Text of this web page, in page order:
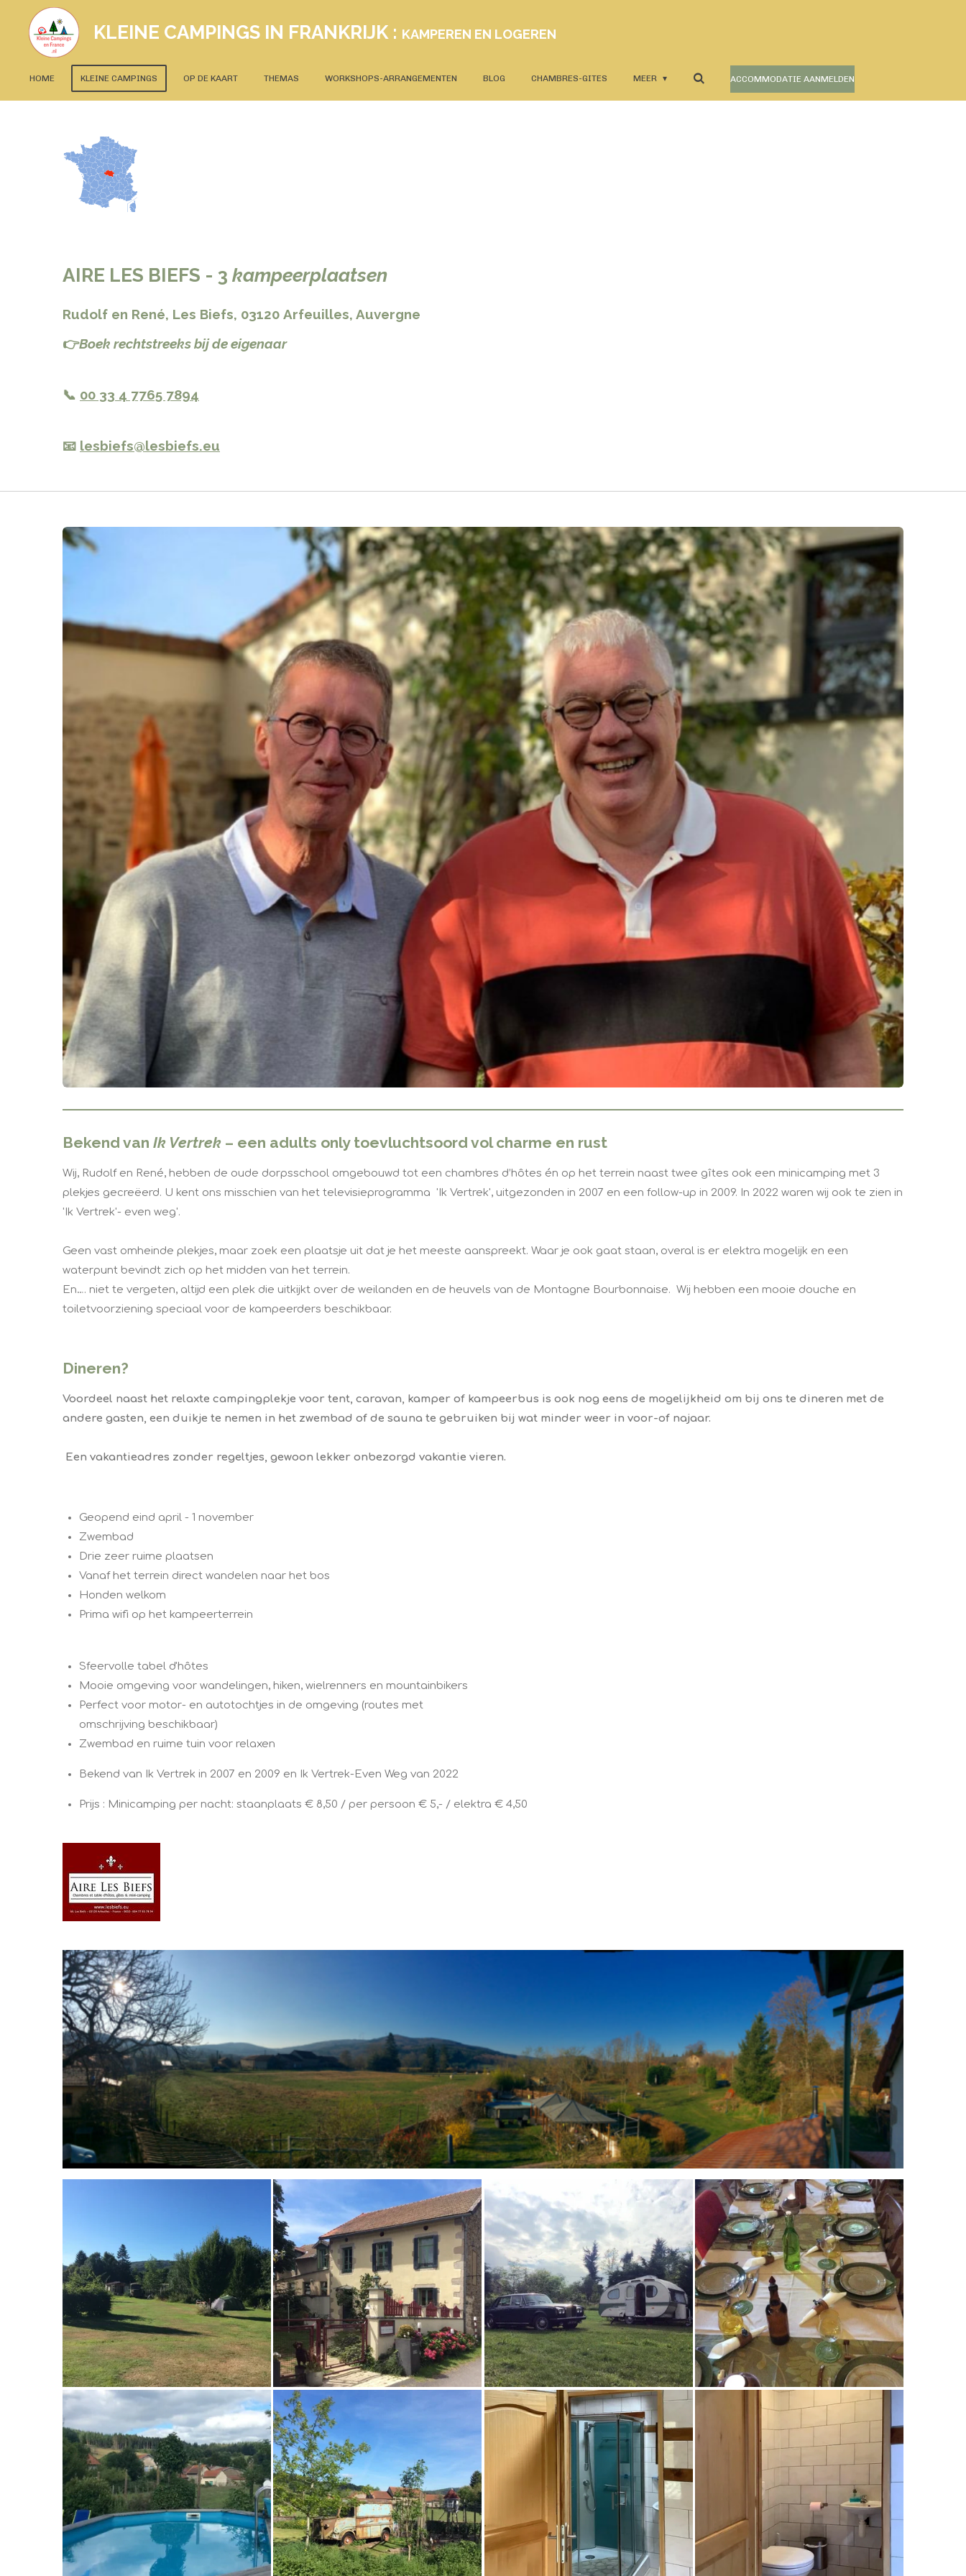
direct
KLEINE CAMPINGS IN FRANKRIJK : KAMPEREN EN LOGEREN
HOME KLEINE CAMPINGS OP DE KAART THEMAS WORKSHOPS-ARRANGEMENTEN BLOG CHAMBRES-GITES MEER ACCOMMODATIE AANMELDEN
AIRE LES BIEFS - 3 kampeerplaatsen
Rudolf en René, Les Biefs, 03120 Arfeuilles, Auvergne
👉Boek rechtstreeks bij de eigenaar
📞 00 33 4 7765 7894
📧 lesbiefs@lesbiefs.eu
Bekend van Ik Vertrek – een adults only toevluchtsoord vol charme en rust
Wij, Rudolf en René, hebben de oude dorpsschool omgebouwd tot een chambres d’hôtes én op het terrein naast twee gîtes ook een minicamping met 3
plekjes gecreëerd. U kent ons misschien van het televisieprogramma 'Ik Vertrek', uitgezonden in 2007 en een follow-up in 2009. In 2022 waren wij ook te zien in
'Ik Vertrek'- even weg'.
Geen vast omheinde plekjes, maar zoek een plaatsje uit dat je het meeste aanspreekt. Waar je ook gaat staan, overal is er elektra mogelijk en een
waterpunt bevindt zich op het midden van het terrein.
En…. niet te vergeten, altijd een plek die uitkijkt over de weilanden en de heuvels van de Montagne Bourbonnaise. Wij hebben een mooie douche en
toiletvoorziening speciaal voor de kampeerders beschikbaar.
Dineren?
Voordeel naast het relaxte campingplekje voor tent, caravan, kamper of kampeerbus is ook nog eens de mogelijkheid om bij ons te dineren met de
andere gasten, een duikje te nemen in het zwembad of de sauna te gebruiken bij wat minder weer in voor-of najaar.
​ Een vakantieadres zonder regeltjes, gewoon lekker onbezorgd vakantie vieren.
Geopend eind april - 1 november
Zwembad
Drie zeer ruime plaatsen
Vanaf het terrein direct wandelen naar het bos
Honden welkom
Prima wifi op het kampeerterrein
Sfeervolle tabel d'hôtes
Mooie omgeving voor wandelingen, hiken, wielrenners en mountainbikers
Perfect voor motor- en autotochtjes in de omgeving (routes met
omschrijving beschikbaar)
Zwembad en ruime tuin voor relaxen
Bekend van Ik Vertrek in 2007 en 2009 en Ik Vertrek-Even Weg van 2022
Prijs : Minicamping per nacht: staanplaats € 8,50 / per persoon € 5,- / elektra € 4,50